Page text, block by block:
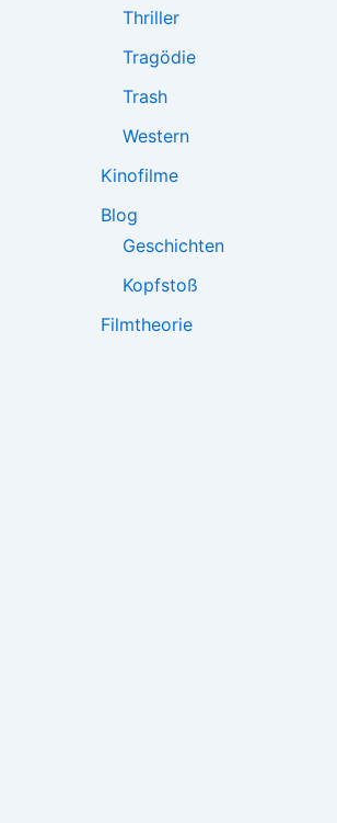
Thriller
Tragödie
Trash
Western
Kinofilme
Blog
Geschichten
Kopfstoß
Filmtheorie